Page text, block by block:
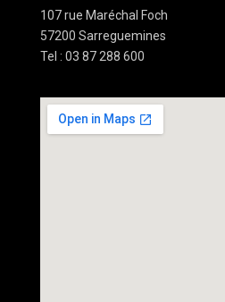
107 rue Maréchal Foch
57200 Sarreguemines
Tel : 03 87 288 600